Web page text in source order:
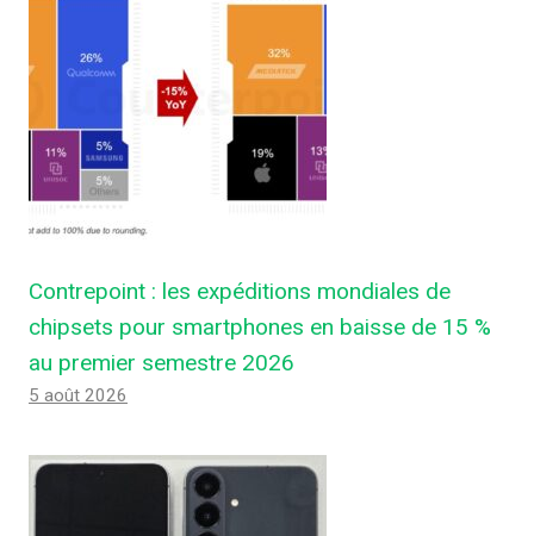
Contrepoint : les expéditions mondiales de
chipsets pour smartphones en baisse de 15 %
au premier semestre 2026
5 août 2026